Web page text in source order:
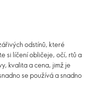
odstínů, které
si líčení obličeje, očí, rtů a
kvalita a cena, jimž je
se používá a snadno